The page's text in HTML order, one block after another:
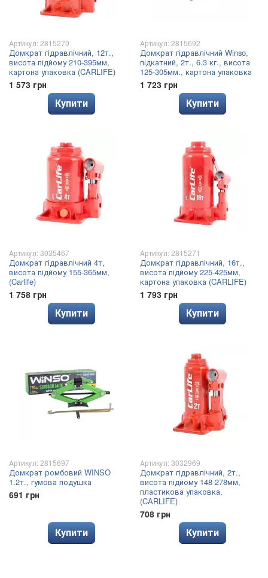
Артикул: 2815270
Домкрат гідравлічний, 12т.,
висота підйому 210-395мм,
картона упаковка (CARLIFE)
1 573 грн
Купити
Артикул: 2815692
Домкрат гідравлічний Winso,
підкатний, 2т., 6.3 кг., висота
125-305мм., картона упаковка
1 723 грн
Купити
Артикул: 3035467
Домкрат гідравлічний 4т,
висота підйому 155-365мм,
(Carlife)
1 758 грн
Купити
Артикул: 2815271
Домкрат гідравлічний, 16т.,
висота підйому 225-425мм,
картона упаковка (CARLIFE)
1 793 грн
Купити
Артикул: 2815697
Домкрат ромбовий WINSO
1.2т., гумова подушка
691 грн
Купити
Артикул: 3032969
Домкрат гідравлічний, 2т.,
висота підйому 148-278мм,
пластикова упаковка,
(CARLIFE)
708 грн
Купити